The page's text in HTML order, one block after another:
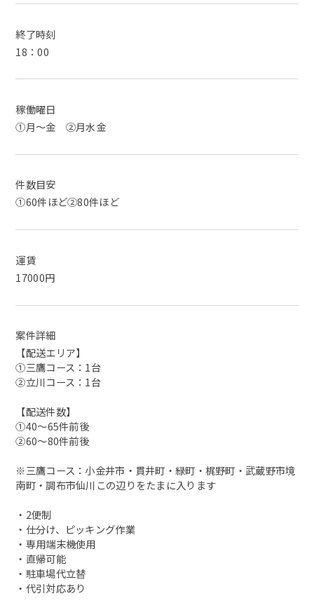
終了時刻
18：00
稼働曜日
①月～金 ②月水金
件数目安
①60件ほど②80件ほど
運賃
17000円
案件詳細
【配送エリア】
①三鷹コース：1台
②立川コース：1台
【配送件数】
①40～65件前後
②60～80件前後
※三鷹コース：小金井市・貫井町・緑町・梶野町・武蔵野市境
南町・調布市仙川この辺りをたまに入ります
・2便制
・仕分け、ピッキング作業
・専用端末機使用
・直帰可能
・駐車場代立替
・代引対応あり